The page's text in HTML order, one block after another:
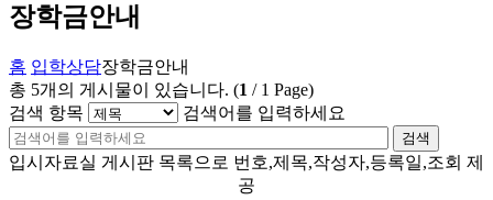
장학금안내
홈 입학상담장학금안내
총 5개의 게시물이 있습니다. (1 / 1 Page)
검색 항목
검색어를 입력하세요
검색
입시자료실 게시판 목록으로 번호,제목,작성자,등록일,조회 제
공